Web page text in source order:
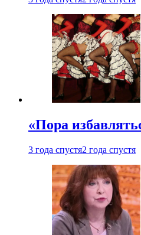
«Пора
3 года спустя2 года спустя